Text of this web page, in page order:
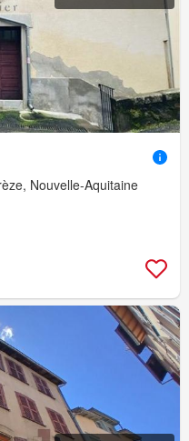
Nouvelle-Aquitaine